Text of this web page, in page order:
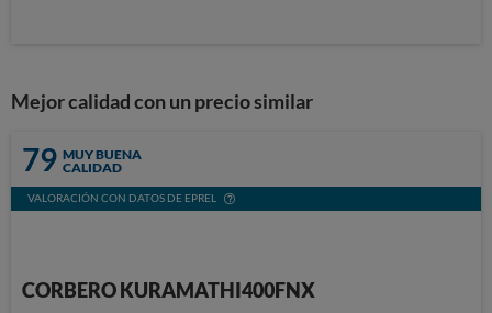
Mejor calidad con un precio similar
79 MUY BUENA
CALIDAD
VALORACIÓN CON DATOS DE EPREL
CORBERO KURAMATHI400FNX